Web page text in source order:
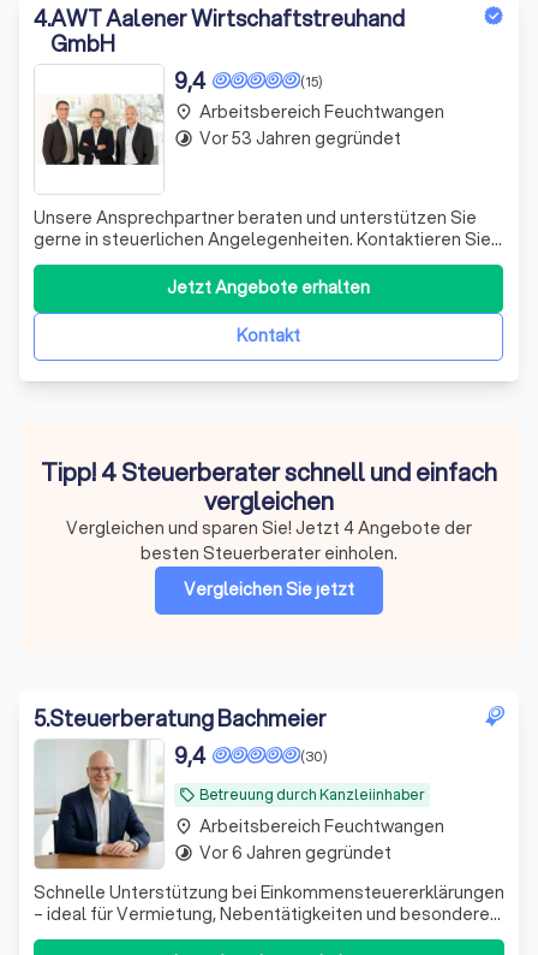
4.AWT Aalener Wirtschaftstreuhand
GmbH
(15)
9,4
Unsere Ansprechpartner beraten und unterstützen Sie
gerne in steuerlichen Angelegenheiten. Kontaktieren Sie
uns einfach - wir sind gerne für Sie da!
Kontakt
Jetzt Angebote erhalten
place Arbeitsbereich Feuchtwangen
timelapse Vor 53 Jahren gegründet
Tipp! 4 Steuerberater schnell und einfach
vergleichen
Vergleichen und sparen Sie! Jetzt 4 Angebote der
besten Steuerberater einholen.
Vergleichen Sie jetzt
5.Steuerberatung Bachmeier
local_offer Betreuung durch Kanzleiinhaber
(30)
9,4
Schnelle Unterstützung bei Einkommensteuererklärungen
– ideal für Vermietung, Nebentätigkeiten und besondere
private Situationen. Persönlich und unkompliziert.
place Arbeitsbereich Feuchtwangen
timelapse Vor 6 Jahren gegründet